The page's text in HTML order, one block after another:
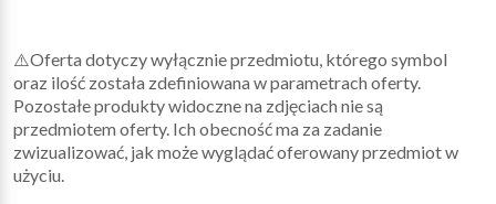
⚠️Oferta dotyczy wyłącznie przedmiotu, którego symbol
oraz ilość została zdefiniowana w parametrach oferty.
Pozostałe produkty widoczne na zdjęciach nie są
przedmiotem oferty. Ich obecność ma za zadanie
zwizualizować, jak może wyglądać oferowany przedmiot w
użyciu.